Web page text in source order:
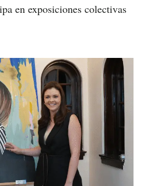
en exposiciones colectivas